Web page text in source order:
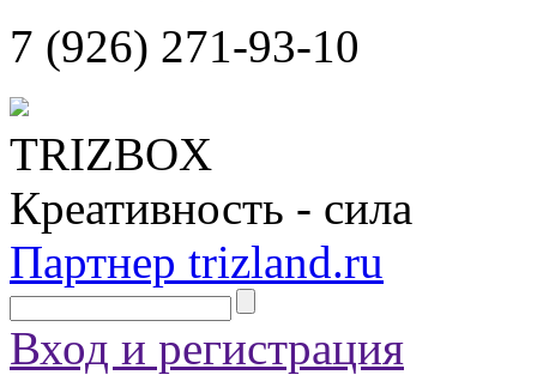
7 (926) 271-93-10
TRIZBOX
Креативность - сила
Партнер trizland.ru
Вход и регистрация